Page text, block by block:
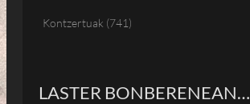
Kontzertuak (741)
LASTER BONBERENEAN…